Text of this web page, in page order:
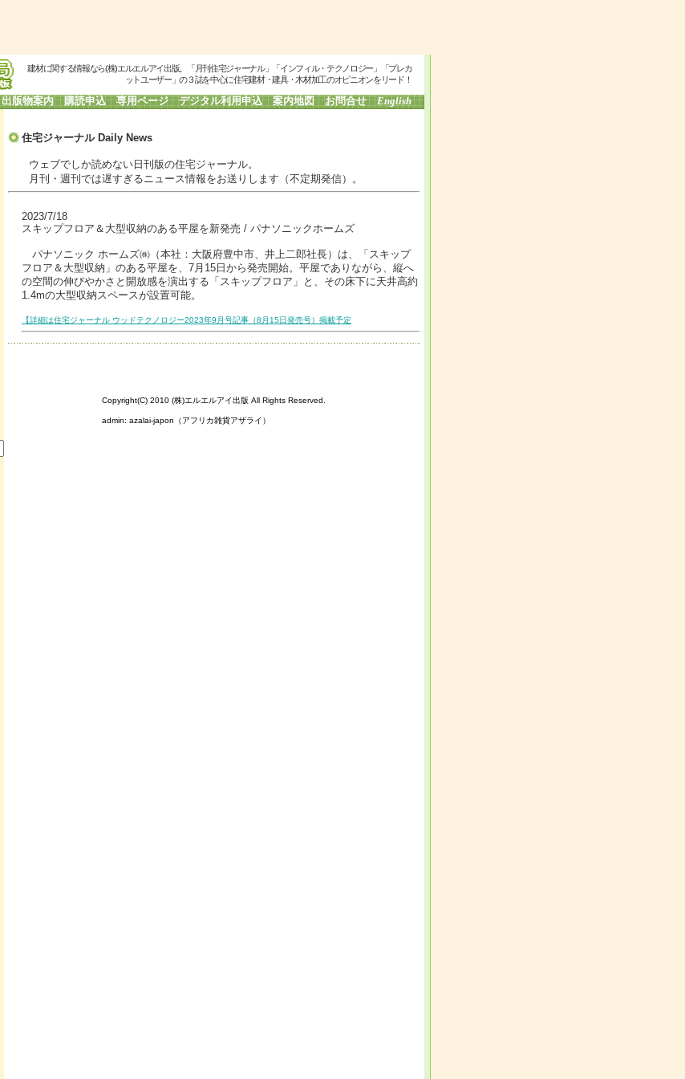
建材に関する情報なら(株)エルエルアイ出版。「月刊住宅ジャーナル」「インフィル・テクノロジー」「プレカ
ットユーザー」の３誌を中心に住宅建材・建具・木材加工のオピニオンをリード！
出版物案内 購読申込 専用ページ デジタル利用申込 案内地図 お問合せ English
住宅ジャーナル Daily News
ウェブでしか読めない日刊版の住宅ジャーナル。
月刊・週刊では遅すぎるニュース情報をお送りします（不定期発信）。
2023/7/18
スキップフロア＆大型収納のある平屋を新発売 / パナソニックホームズ
パナソニック ホームズ㈱（本社：大阪府豊中市、井上二郎社長）は、「スキップ
フロア＆大型収納」のある平屋を、7月15日から発売開始。平屋でありながら、縦へ
の空間の伸びやかさと開放感を演出する「スキップフロア」と、その床下に天井高約
1.4mの大型収納スペースが設置可能。
【詳細は住宅ジャーナル ウッドテクノロジー2023年9月号記事（8月15日発売号）掲載予定
Copyright(C) 2010 (株)エルエルアイ出版 All Rights Reserved.
admin: azalai-japon（アフリカ雑貨アザライ）